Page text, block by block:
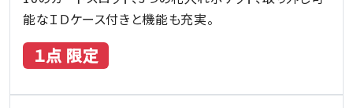
能なＩＤケース付きと機能も充実。
１点 限定